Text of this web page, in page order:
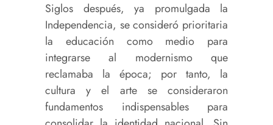
Siglos después, ya promulgada la
Independencia, se consideró prioritaria
la educación como medio para
integrarse al modernismo que
reclamaba la época; por tanto, la
cultura y el arte se consideraron
fundamentos indispensables para